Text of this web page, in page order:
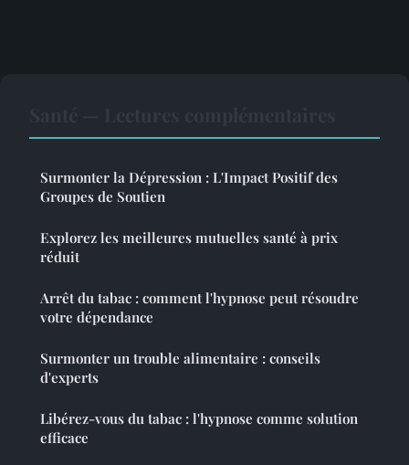
Surmonter la Dépression : L'Impact Positif des
Groupes de Soutien
Explorez les meilleures mutuelles santé à prix
réduit
Arrêt du tabac : comment l'hypnose peut résoudre
votre dépendance
Surmonter un trouble alimentaire : conseils
d'experts
Libérez-vous du tabac : l'hypnose comme solution
efficace